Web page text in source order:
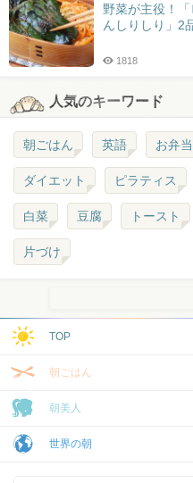
野菜が主役！
んしりしり」2
1818
人気のキーワード
朝ごはん 英語 お弁当
ダイエット ピラティス
白菜 豆腐 トースト
片づけ
TOP
朝ごはん
朝美人
世界の朝